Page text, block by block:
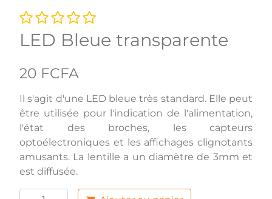
LED Bleue transparente
20 FCFA
Il s'agit d'une LED bleue très standard. Elle peut
être utilisée pour l'indication de l'alimentation,
l'état des broches, les capteurs
optoélectroniques et les affichages clignotants
amusants. La lentille a un diamètre de 3mm et
est diffusée.